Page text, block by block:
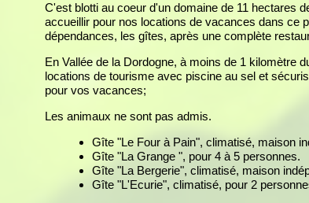
C'est blotti au coeur d'un domaine de 11 hectares
accueillir pour nos locations de vacances dans ce
dépendances, les gîtes, après une complète
En Vallée de la Dordogne, à moins de 1 kilomètre
locations de tourisme avec piscine au sel et
pour vos vacances;
Les animaux ne sont pas admis.
Gîte "Le Four à Pain", climatisé, maison
Gîte "La Grange ", pour 4 à 5 personnes.
Gîte "La Bergerie", climatisé, maison
Gîte "L'Ecurie", climatisé, pour 2